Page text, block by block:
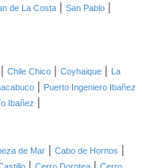
de La Costa | San Pablo |
| Chile Chico | Coyhaique |
La
| Puerto Ingeniero Ibañez
Ibañez |
de Mar | Cabo de Hornos |